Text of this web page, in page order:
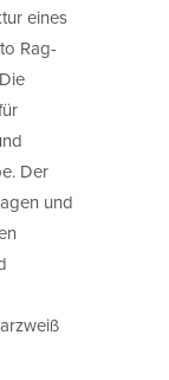
eines
Rag-
Der
und